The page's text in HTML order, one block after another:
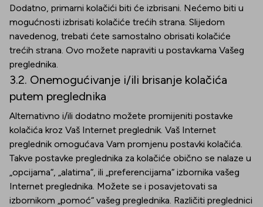
Dodatno, primarni kolačići biti će izbrisani. Nećemo biti u
mogućnosti izbrisati kolačiće trećih strana. Slijedom
navedenog, trebati ćete samostalno obrisati kolačiće
trećih strana. Ovo možete napraviti u postavkama Vašeg
preglednika.
3.2. Onemogućivanje i/ili brisanje kolačića
putem preglednika
Alternativno i/ili dodatno možete promijeniti postavke
kolačića kroz Vaš Internet preglednik. Vaš Internet
preglednik omogućava Vam promjenu postavki kolačića.
Takve postavke preglednika za kolačiće obično se nalaze u
„opcijama“, „alatima“, ili „preferencijama“ izbornika vašeg
Internet preglednika. Možete se i posavjetovati sa
izbornikom „pomoć“ vašeg preglednika. Različiti preglednici